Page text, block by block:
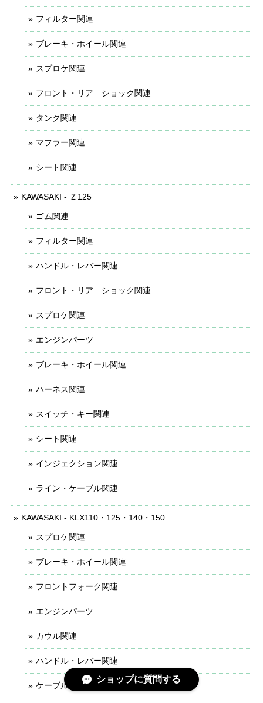
フィルター関連
ブレーキ・ホイール関連
スプロケ関連
フロント・リア ショック関連
タンク関連
マフラー関連
シート関連
KAWASAKI - Ｚ125
ゴム関連
フィルター関連
ハンドル・レバー関連
フロント・リア ショック関連
スプロケ関連
エンジンパーツ
ブレーキ・ホイール関連
ハーネス関連
スイッチ・キー関連
シート関連
インジェクション関連
ライン・ケーブル関連
KAWASAKI - KLX110・125・140・150
スプロケ関連
ブレーキ・ホイール関連
フロントフォーク関連
エンジンパーツ
カウル関連
ハンドル・レバー関連
ケーブル・ライン関連
ショップに質問する